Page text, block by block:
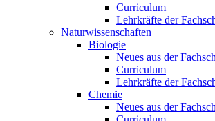
Curriculum
Lehrkräfte der
Naturwissenschaften
Biologie
Neues aus der
Curriculum
Lehrkräfte der
Chemie
Neues aus der